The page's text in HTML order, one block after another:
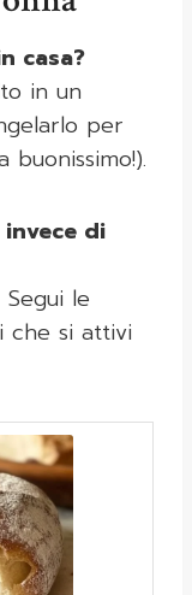
casa?
in un
per
di
le
che si attivi